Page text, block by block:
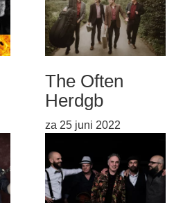
The Often
Herdgb
za 25 juni 2022